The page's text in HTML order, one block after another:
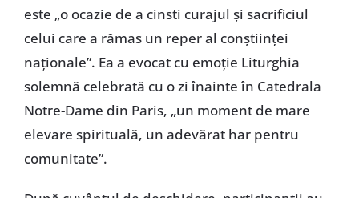
este „o ocazie de a cinsti curajul și sacrificiul
celui care a rămas un reper al conștiinței
naționale”. Ea a evocat cu emoție Liturghia
solemnă celebrată cu o zi înainte în Catedrala
Notre-Dame din Paris, „un moment de mare
elevare spirituală, un adevărat har pentru
comunitate”.